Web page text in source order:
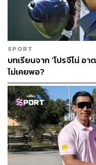
SPORT
บทเรียนจาก ‘โปรจีโน่ อ
ไม่เคยพอ?